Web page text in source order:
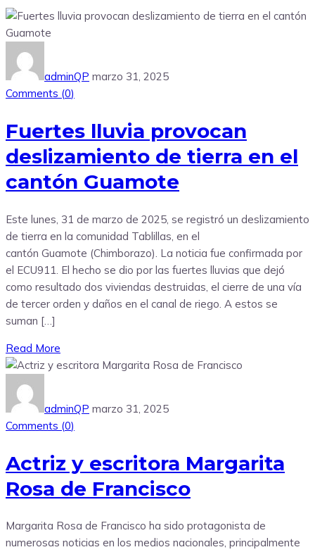
adminQP marzo 31, 2025
Comments (0)
Fuertes lluvia provocan
deslizamiento de tierra en el
cantón Guamote
Este lunes, 31 de marzo de 2025, se registró un deslizamiento
de tierra en la comunidad Tablillas, en el
cantón Guamote (Chimborazo). La noticia fue confirmada por
el ECU911. El hecho se dio por las fuertes lluvias que dejó
como resultado dos viviendas destruidas, el cierre de una vía
de tercer orden y daños en el canal de riego. A estos se
suman […]
Read More
adminQP marzo 31, 2025
Comments (0)
Actriz y escritora Margarita
Rosa de Francisco
Margarita Rosa de Francisco ha sido protagonista de
numerosas noticias en los medios nacionales, principalmente